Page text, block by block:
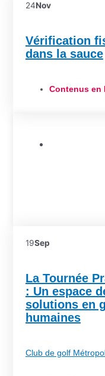
24Nov
Vérification
dans la sauce
Contenus en
19Sep
La Tournée
: Un espace
solutions en
humaines
Club de golf